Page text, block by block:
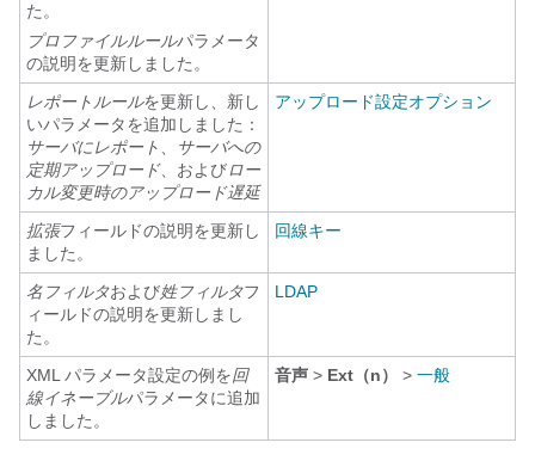
た。
プロファイルルールパラメータ
の説明を更新しました。
レポートルールを更新し、新し
いパラメータを追加しました：
サーバにレポート
サーバへの
定期アップロード、およびロー
カル変更時のアップロード遅延
アップロード設定オプション
拡張フィールドの説明を更新し
ました。
回線キー
名フィルタおよび姓フィルタフ
ィールドの説明を更新しまし
た。
LDAP
XML パラメータ設定の例を回
線イネーブルパラメータに追加
しました。
音声 > Ext（n） > 一般